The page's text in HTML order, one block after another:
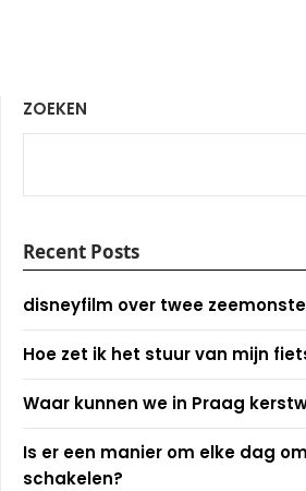
ZOEKEN
Recent Posts
disneyfilm over twee
Hoe zet ik het stuur van mijn
Waar kunnen we in Praag
Is er een manier om elke dag
schakelen?